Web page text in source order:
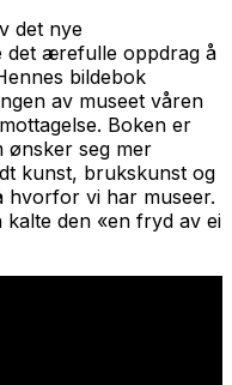
det nye
det ærefulle oppdrag å
bildebok
av museet våren
Boken er
ønsker seg mer
kunst, brukskunst og
hvorfor vi har museer.
den «en fryd av ei